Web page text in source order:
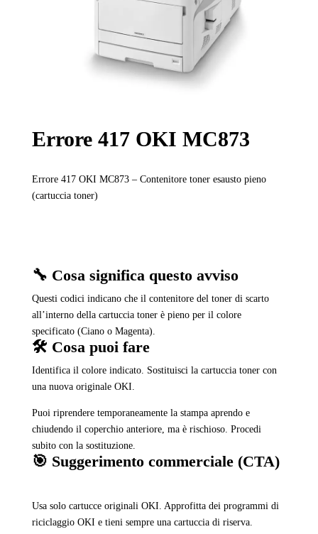
Errore 417 OKI MC873
Errore 417 OKI MC873 – Contenitore toner esausto pieno
(cartuccia toner)
🔧 Cosa significa questo avviso
Questi codici indicano che il contenitore del toner di scarto
all’interno della cartuccia toner è pieno per il colore
specificato (Ciano o Magenta).
🛠️ Cosa puoi fare
Identifica il colore indicato. Sostituisci la cartuccia toner con
una nuova originale OKI.
Puoi riprendere temporaneamente la stampa aprendo e
chiudendo il coperchio anteriore, ma è rischioso. Procedi
subito con la sostituzione.
🎯 Suggerimento commerciale (CTA)
Usa solo cartucce originali OKI. Approfitta dei programmi di
riciclaggio OKI e tieni sempre una cartuccia di riserva.